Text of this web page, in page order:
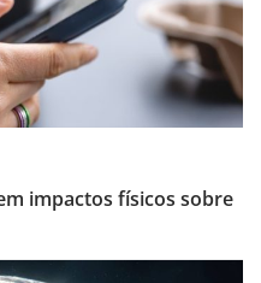
impactos físicos sobre